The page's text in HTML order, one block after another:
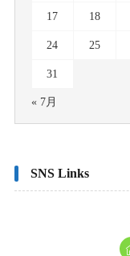
17 18
24 25
31
« 7月
SNS Links